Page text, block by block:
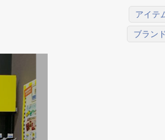
アイテ
ブラン